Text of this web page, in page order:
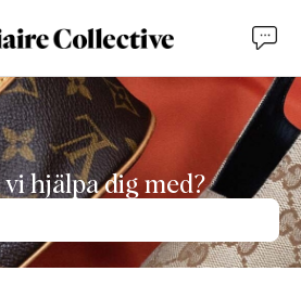
vi hjälpa dig med?